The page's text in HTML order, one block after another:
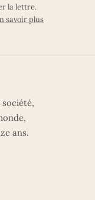
la lettre.
savoir plus
ans.
onglet)
(nouvel onglet)
(nouvel
sur Pinterest
sur X